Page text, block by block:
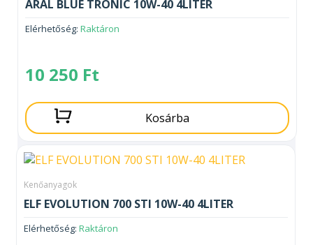
ARAL BLUE TRONIC 10W-40 4LITER
Elérhetőség: Raktáron
10 250 Ft
Kosárba
Kenőanyagok
ELF EVOLUTION 700 STI 10W-40 4LITER
Elérhetőség: Raktáron